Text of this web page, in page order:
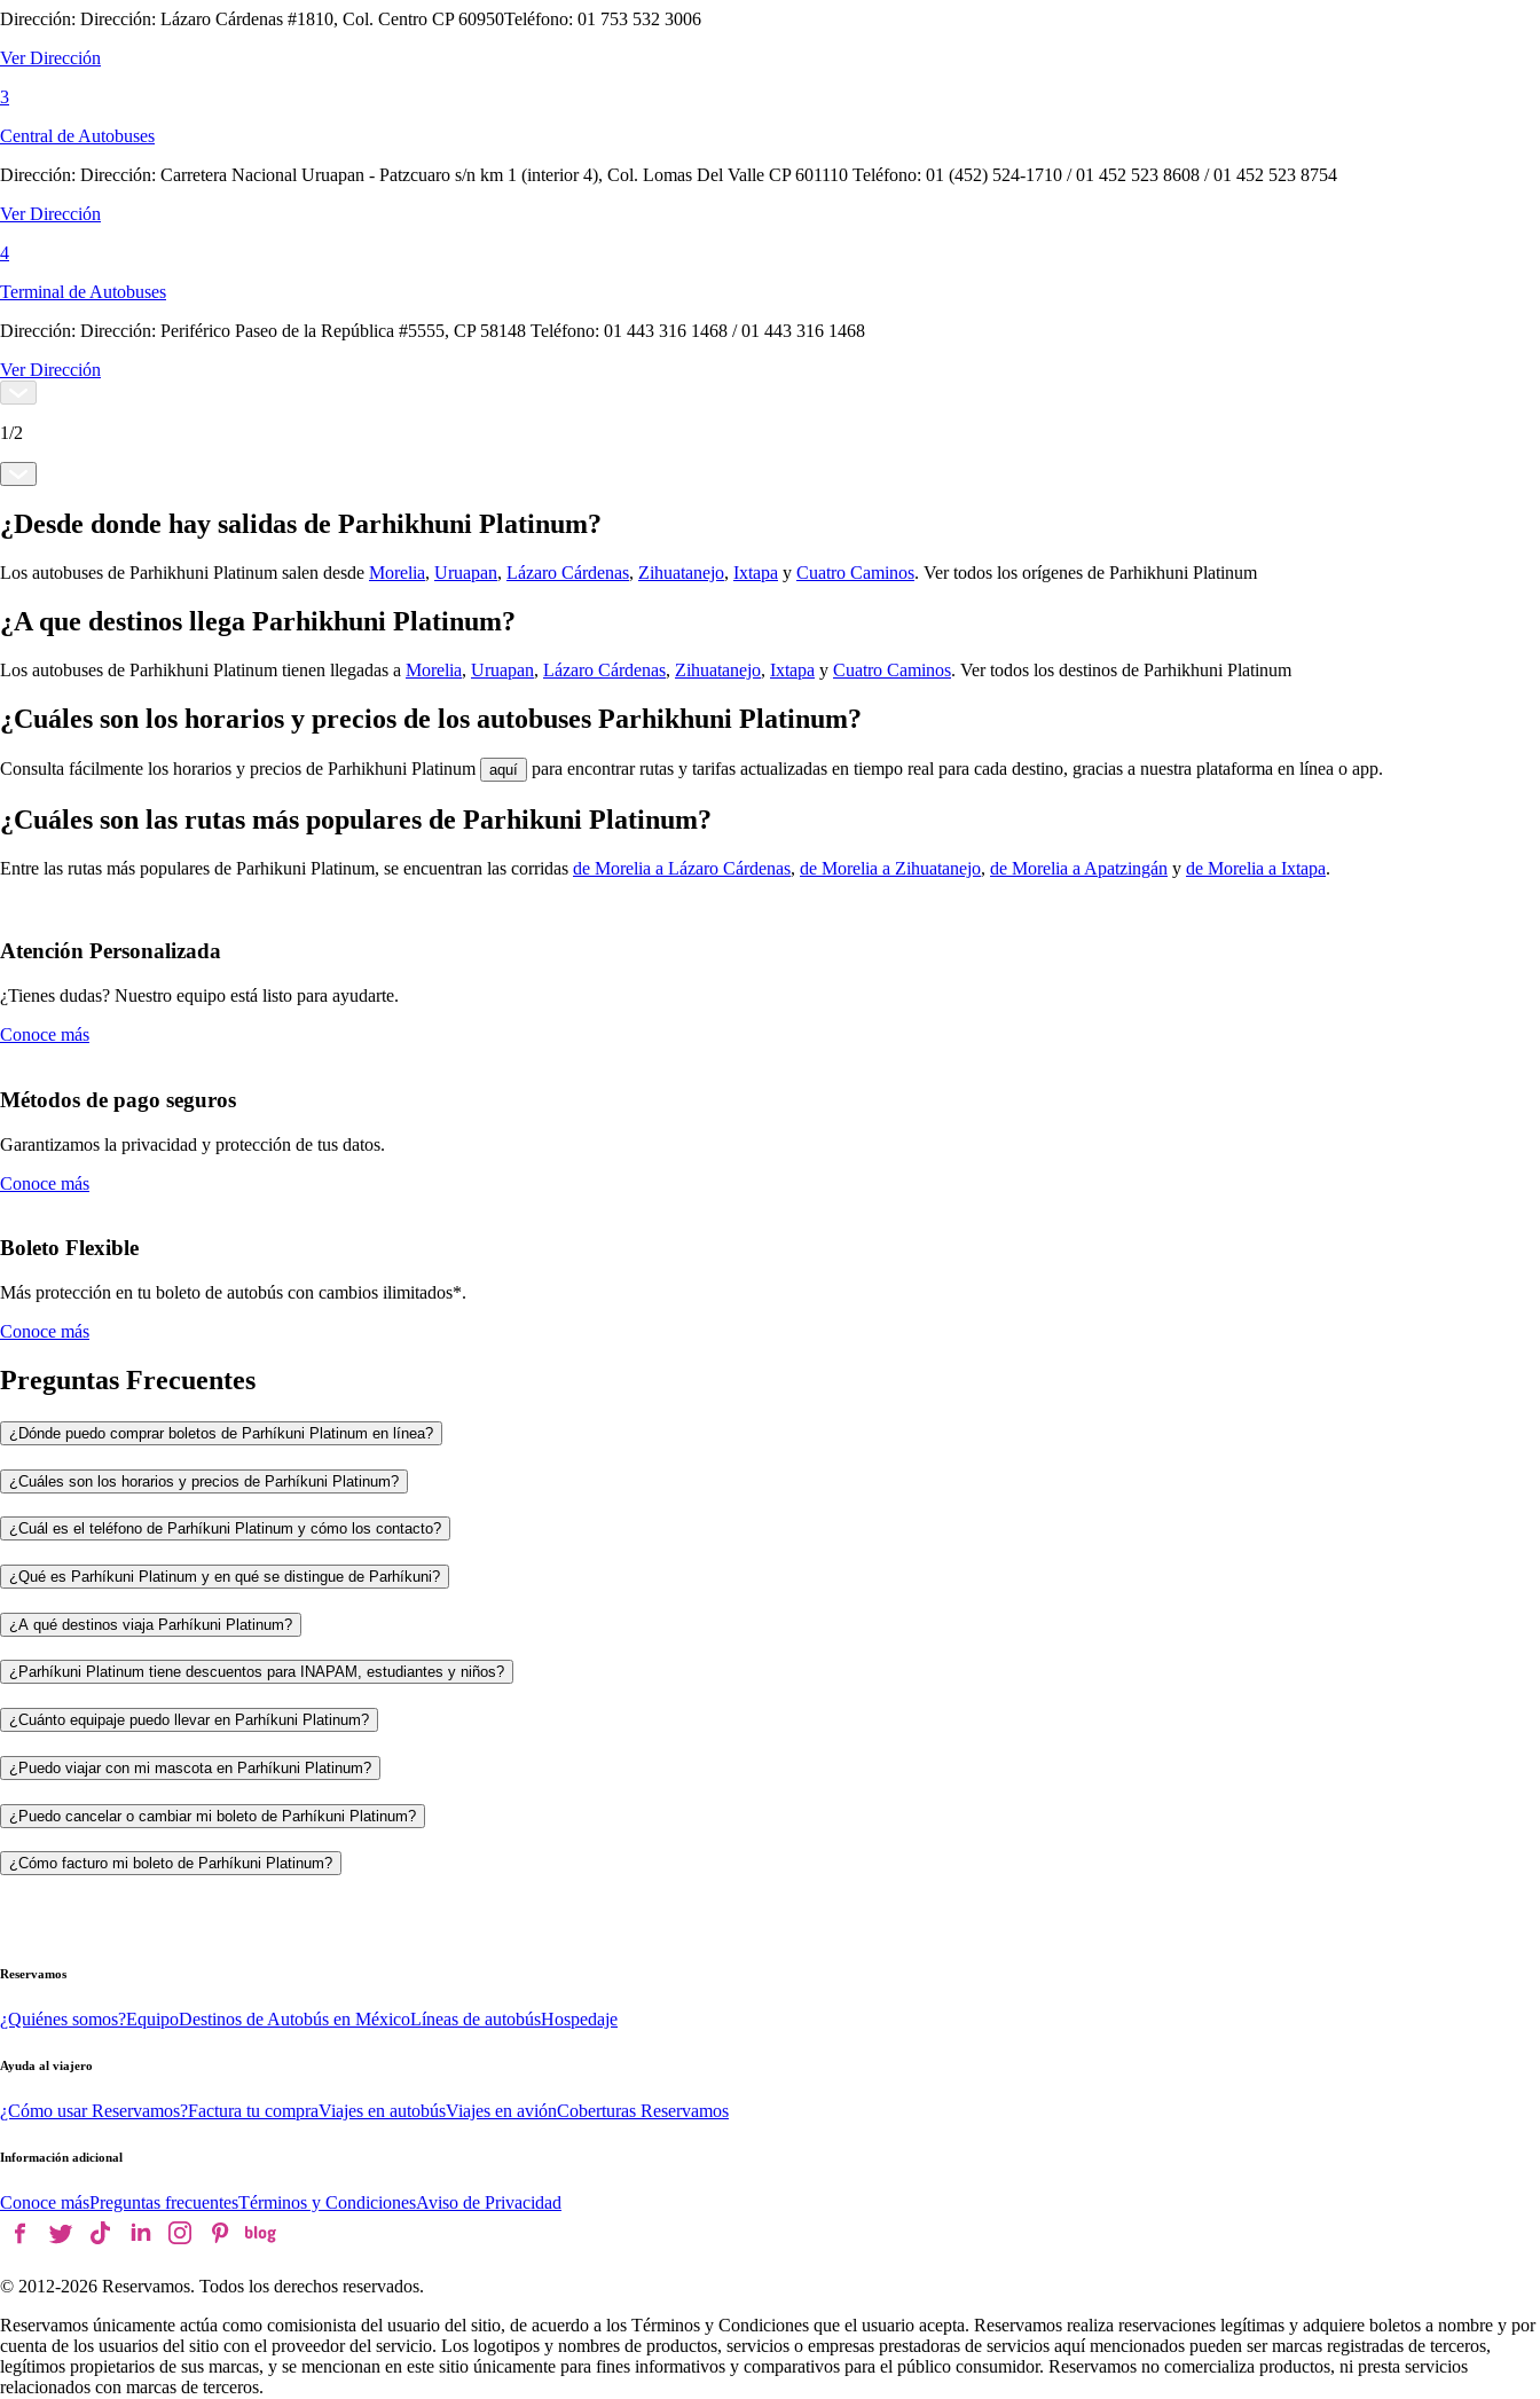
Dirección: Dirección: Lázaro Cárdenas #1810, Col. Centro CP 60950Teléfono: 01 753 532 3006
Ver Dirección
3
Central de Autobuses
Dirección: Dirección: Carretera Nacional Uruapan - Patzcuaro s/n km 1 (interior 4), Col. Lomas Del Valle CP 601110 Teléfono: 01 (452) 524-1710 / 01 452 523 8608 / 01 452 523 8754
Ver Dirección
4
Terminal de Autobuses
Dirección: Dirección: Periférico Paseo de la República #5555, CP 58148 Teléfono: 01 443 316 1468 / 01 443 316 1468
Ver Dirección
1/2
¿Desde donde hay salidas de Parhikhuni Platinum?
Los autobuses de Parhikhuni Platinum salen desde Morelia, Uruapan, Lázaro Cárdenas, Zihuatanejo, Ixtapa y Cuatro Caminos. Ver todos los orígenes de Parhikhuni Platinum
¿A que destinos llega Parhikhuni Platinum?
Los autobuses de Parhikhuni Platinum tienen llegadas a Morelia, Uruapan, Lázaro Cárdenas, Zihuatanejo, Ixtapa y Cuatro Caminos. Ver todos los destinos de Parhikhuni Platinum
¿Cuáles son los horarios y precios de los autobuses Parhikhuni Platinum?
Consulta fácilmente los horarios y precios de Parhikhuni Platinum aquí para encontrar rutas y tarifas actualizadas en tiempo real para cada destino, gracias a nuestra plataforma en línea o app.
¿Cuáles son las rutas más populares de Parhikuni Platinum?
Entre las rutas más populares de Parhikuni Platinum, se encuentran las corridas de Morelia a Lázaro Cárdenas, de Morelia a Zihuatanejo, de Morelia a Apatzingán y de Morelia a Ixtapa.
Atención Personalizada
¿Tienes dudas? Nuestro equipo está listo para ayudarte.
Conoce más
Métodos de pago seguros
Garantizamos la privacidad y protección de tus datos.
Conoce más
Boleto Flexible
Más protección en tu boleto de autobús con cambios ilimitados*.
Conoce más
Preguntas Frecuentes
¿Dónde puedo comprar boletos de Parhíkuni Platinum en línea?
¿Cuáles son los horarios y precios de Parhíkuni Platinum?
¿Cuál es el teléfono de Parhíkuni Platinum y cómo los contacto?
¿Qué es Parhíkuni Platinum y en qué se distingue de Parhíkuni?
¿A qué destinos viaja Parhíkuni Platinum?
¿Parhíkuni Platinum tiene descuentos para INAPAM, estudiantes y niños?
¿Cuánto equipaje puedo llevar en Parhíkuni Platinum?
¿Puedo viajar con mi mascota en Parhíkuni Platinum?
¿Puedo cancelar o cambiar mi boleto de Parhíkuni Platinum?
¿Cómo facturo mi boleto de Parhíkuni Platinum?
Reservamos
¿Quiénes somos?EquipoDestinos de Autobús en MéxicoLíneas de autobúsHospedaje
Ayuda al viajero
¿Cómo usar Reservamos?Factura tu compraViajes en autobúsViajes en aviónCoberturas Reservamos
Información adicional
Conoce másPreguntas frecuentesTérminos y CondicionesAviso de Privacidad
© 2012-2026 Reservamos. Todos los derechos reservados.
Reservamos únicamente actúa como comisionista del usuario del sitio, de acuerdo a los Términos y Condiciones que el usuario acepta. Reservamos realiza reservaciones legítimas y adquiere boletos a nombre y por
cuenta de los usuarios del sitio con el proveedor del servicio. Los logotipos y nombres de productos, servicios o empresas prestadoras de servicios aquí mencionados pueden ser marcas registradas de terceros,
legítimos propietarios de sus marcas, y se mencionan en este sitio únicamente para fines informativos y comparativos para el público consumidor. Reservamos no comercializa productos, ni presta servicios
relacionados con marcas de terceros.